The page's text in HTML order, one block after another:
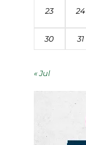
23 24
30 31
« Jul